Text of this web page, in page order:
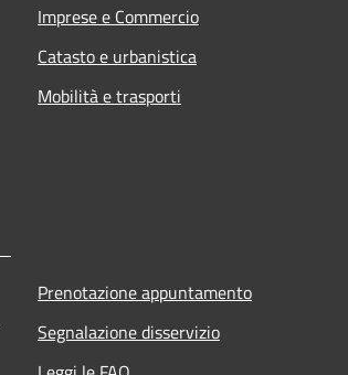
Imprese e Commercio
Catasto e urbanistica
Mobilità e trasporti
Prenotazione appuntamento
Segnalazione disservizio